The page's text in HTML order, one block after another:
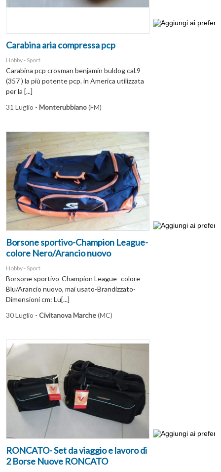
Carabina aria compressa pcp
Hobby - Sport
Carabina pcp crosman benjamin buldog cal.9
(357 ) la più potente pcp. in America utilizzata
per la [...]
31 Luglio - Monterubbiano(FM)
Borsone sportivo-Champion League-
colore Nero/Arancio nuovo
Hobby - Sport
Borsone sportivo-Champion League- colore
Blu/Arancio nuovo, mai usato-Brandizzato-
Dimensioni cm: Lu[...]
30 Luglio - Civitanova Marche(MC)
RONCATO- Set da viaggio e lavoro di
2 Borse Nuove RONCATO